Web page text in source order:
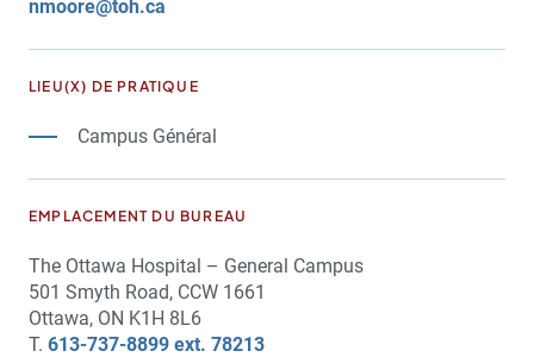
nmoore@toh.ca
LIEU(X) DE PRATIQUE
Campus Général
EMPLACEMENT DU BUREAU
The Ottawa Hospital – General Campus
501 Smyth Road, CCW 1661
Ottawa, ON K1H 8L6
T. 613-737-8899 ext. 78213